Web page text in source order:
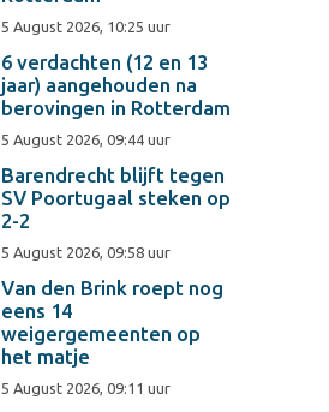
5 August 2026, 10:25 uur
6 verdachten (12 en 13
jaar) aangehouden na
berovingen in Rotterdam
5 August 2026, 09:44 uur
Barendrecht blijft tegen
SV Poortugaal steken op
2-2
5 August 2026, 09:58 uur
Van den Brink roept nog
eens 14
weigergemeenten op
het matje
5 August 2026, 09:11 uur